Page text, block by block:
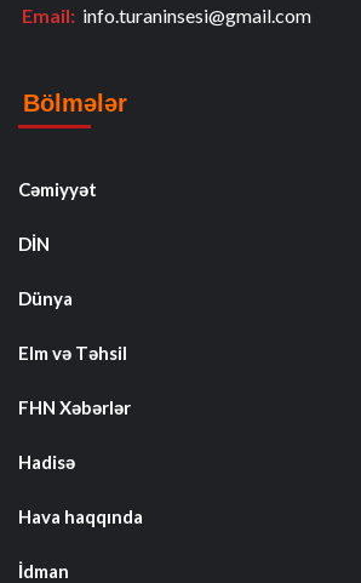
Email: info.turaninsesi@gmail.com
Bölmələr
Cəmiyyət
DİN
Dünya
Elm və Təhsil
FHN Xəbərlər
Hadisə
Hava haqqında
İdman